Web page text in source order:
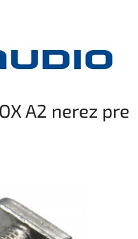
A2 nerez pre